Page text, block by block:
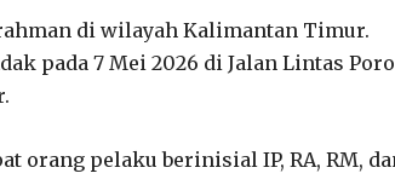
di wilayah Kalimantan Timur.
pada 7 Mei 2026 di Jalan Lintas
orang pelaku berinisial IP, RA, RM,